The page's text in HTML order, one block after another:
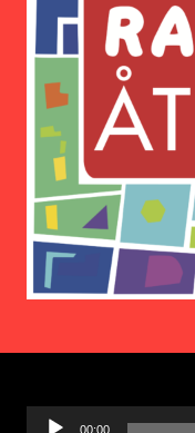
Ljudspelare
00:00